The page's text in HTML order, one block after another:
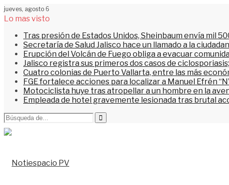
jueves, agosto 6
Lo mas visto
Tras presión de Estados Unidos, Sheinbaum envía mil
Secretaría de Salud Jalisco hace un llamado a la
Erupción del Volcán de Fuego obliga a evacuar
Jalisco registra sus primeros dos casos de
Cuatro colonias de Puerto Vallarta, entre las más
FGE fortalece acciones para localizar a Manuel Efrén
Motociclista huye tras atropellar a un hombre en la
Empleada de hotel gravemente lesionada tras brutal